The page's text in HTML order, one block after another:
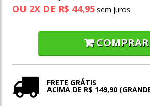
OU 2X DE R$ 44,95
COMPRAR
FRETE GRÁTIS
ACIMA DE R$ 149,90